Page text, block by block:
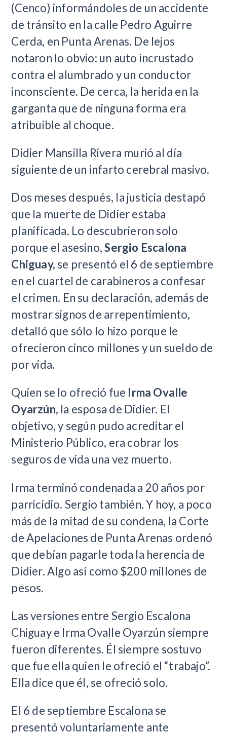
(Cenco) informándoles de un accidente
de tránsito en la calle Pedro Aguirre
Cerda, en Punta Arenas. De lejos
notaron lo obvio: un auto incrustado
contra el alumbrado y un conductor
inconsciente. De cerca, la herida en la
garganta que de ninguna forma era
atribuible al choque.
Didier Mansilla Rivera murió al día
siguiente de un infarto cerebral masivo.
Dos meses después, la justicia destapó
que la muerte de Didier estaba
planificada. Lo descubrieron solo
porque el asesino,Sergio Escalona
Chiguay, se presentó el 6 de septiembre
en el cuartel de carabineros a confesar
el crimen. En su declaración, además de
mostrar signos de arrepentimiento,
detalló que sólo lo hizo porque le
ofrecieron cinco millones y un sueldo de
por vida.
Quien se lo ofreció fue Irma Ovalle
Oyarzún, la esposa de Didier. El
objetivo, y según pudo acreditar el
Ministerio Público, era cobrar los
seguros de vida una vez muerto.
Irma terminó condenada a 20 años por
parricidio. Sergio también. Y hoy, a poco
más de la mitad de su condena, la Corte
de Apelaciones de Punta Arenas ordenó
que debían pagarle toda la herencia de
Didier. Algo así como $200 millones de
pesos.
Las versiones entre Sergio Escalona
Chiguay e Irma Ovalle Oyarzún siempre
fueron diferentes. Él siempre sostuvo
que fue ella quien le ofreció el “trabajo”.
Ella dice que él, se ofreció solo.
El 6 de septiembre Escalona se
presentó voluntariamente ante